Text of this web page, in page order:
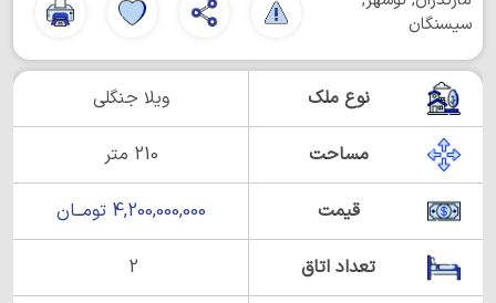
سیسنگان
نوع ملک ویلا جنگلی
مساحت 210 متر
قیمت 4,200,000,000 تومــان
تعداد اتاق 2